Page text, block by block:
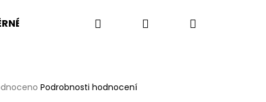
VELIKOSTI BW BA US ARMY
Hledat PřihlášeníNákupní
Podrobnosti hodnocení